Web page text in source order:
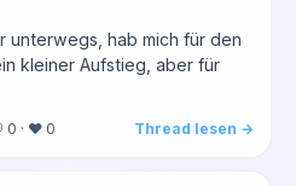
unterwegs, hab mich für den
kleiner Aufstieg, aber für
0 · ❤️ 0 Thread lesen →